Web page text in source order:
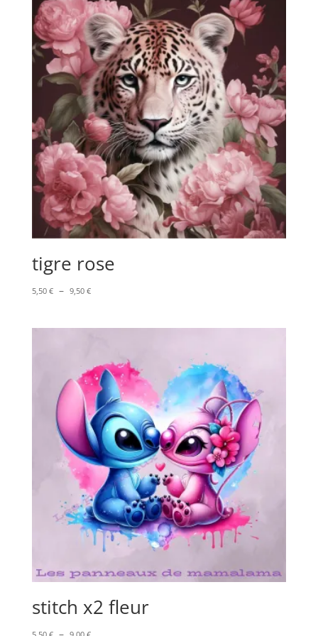
à
9,50 €
tigre rose
5,50 € – 9,50 €Plage
9,50 €
stitch x2 fleur
Plage